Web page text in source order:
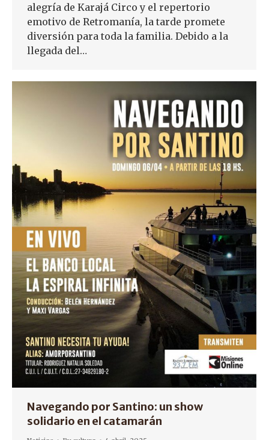
alegría de Karajá Circo y el repertorio
emotivo de Retromanía, la tarde promete
diversión para toda la familia. Debido a la
llegada del…
Navegando por Santino: un show
solidario en el catamarán